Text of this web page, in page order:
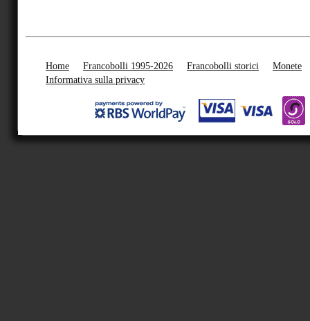
Home Francobolli 1995-2026 Francobolli storici
Monete
Informativa sulla privacy